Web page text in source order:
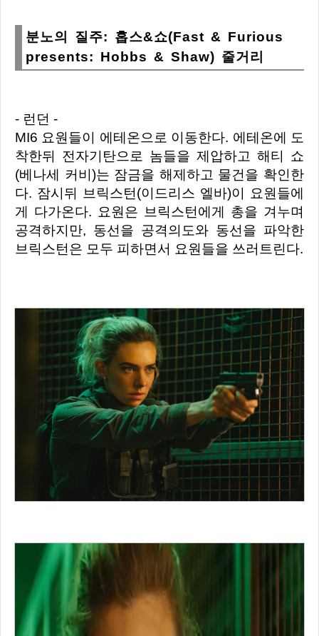
분노의 질주: 홉스&쇼(Fast & Furious
presents: Hobbs & Shaw) 줄거리
- 런던 -
MI6 요원들이 에테온으로 이동한다. 에테온에 도
착한뒤 전자기탄으로 놈들을 제압하고 해티 쇼
(베나세 커비)는 잠금을 해제하고 물건을 확인한
다. 잠시뒤 브릭스턴(이드리스 엘바)이 요원들에
게 다가온다. 요원은 브릭스턴에게 총을 겨누며
공격하지만, 동선을 공격의도와 동선을 파악한
브릭스턴은 모두 피하면서 요원들을 쓰러트린다.